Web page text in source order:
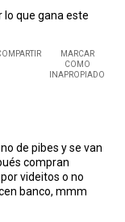
que gana este
MARCAR
COMO
INAPROPIADO
de pibes y se van
compran
videitos o no
banco, mmm